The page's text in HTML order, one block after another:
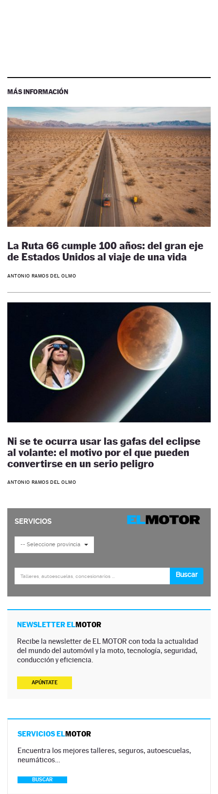
MÁS INFORMACIÓN
La Ruta 66 cumple 100 años: del gran eje
de Estados Unidos al viaje de una vida
ANTONIO RAMOS DEL OLMO
Ni se te ocurra usar las gafas del eclipse
al volante: el motivo por el que pueden
convertirse en un serio peligro
ANTONIO RAMOS DEL OLMO
NEWSLETTER ELMOTOR
Recibe la newsletter de EL MOTOR con toda la actualidad
del mundo del automóvil y la moto, tecnología, seguridad,
conducción y eficiencia.
APÚNTATE
SERVICIOS ELMOTOR
Encuentra los mejores talleres, seguros, autoescuelas,
neumáticos…
BUSCAR